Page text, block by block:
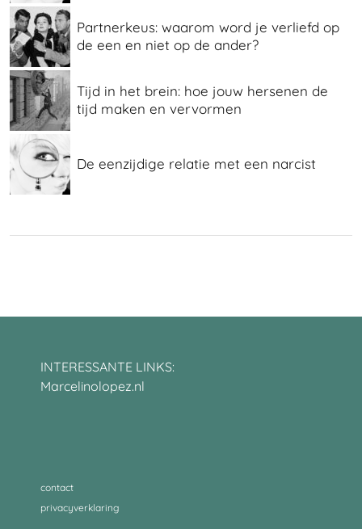
Partnerkeus: waarom word je verliefd op
de een en niet op de ander?
Tijd in het brein: hoe jouw hersenen de
tijd maken en vervormen
De eenzijdige relatie met een narcist
INTERESSANTE LINKS:
Marcelinolopez.nl
contact
privacyverklaring